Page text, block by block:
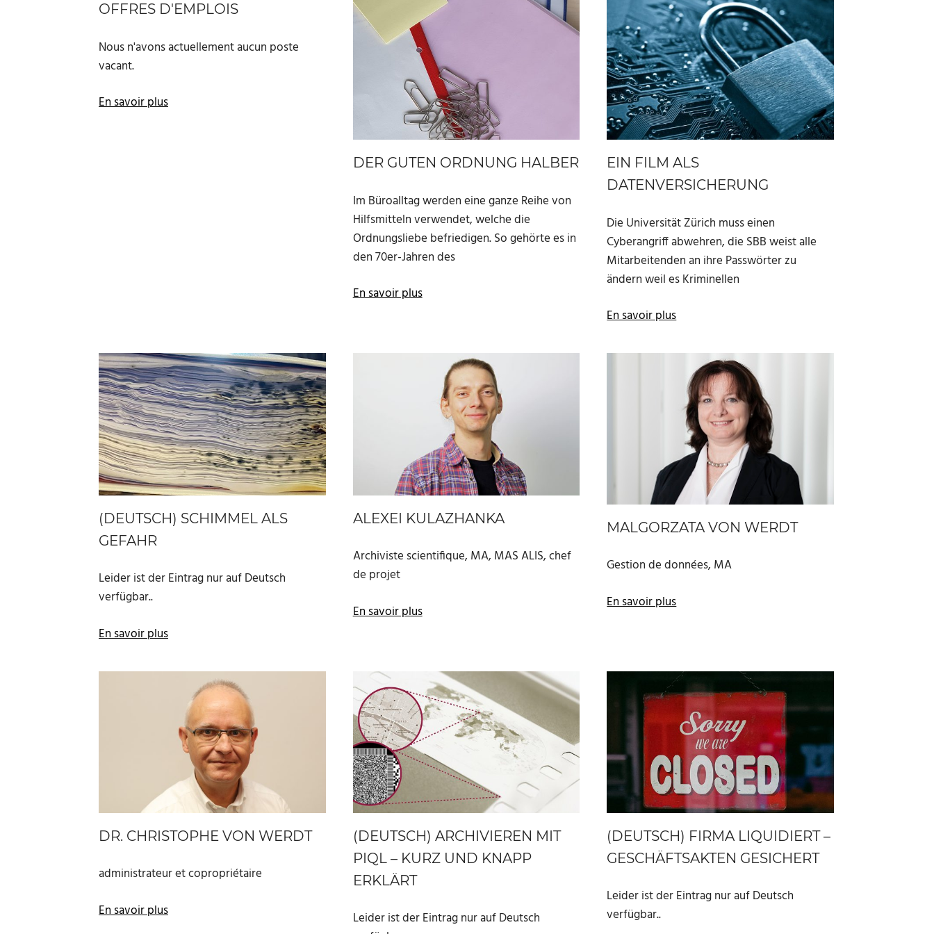
OFFRES D'EMPLOIS
Nous n'avons actuellement aucun poste
vacant.
En savoir plus
DER GUTEN ORDNUNG HALBER
Im Büroalltag werden eine ganze Reihe von
Hilfsmitteln verwendet, welche die
Ordnungsliebe befriedigen. So gehörte es in
den 70er-Jahren des
En savoir plus
EIN FILM ALS
DATENVERSICHERUNG
Die Universität Zürich muss einen
Cyberangriff abwehren, die SBB weist alle
Mitarbeitenden an ihre Passwörter zu
ändern weil es Kriminellen
En savoir plus
(DEUTSCH) SCHIMMEL ALS
GEFAHR
Leider ist der Eintrag nur auf Deutsch
verfügbar..
En savoir plus
ALEXEI KULAZHANKA
Archiviste scientifique, MA, MAS ALIS, chef
de projet
En savoir plus
MALGORZATA VON WERDT
Gestion de données, MA
En savoir plus
DR. CHRISTOPHE VON WERDT
administrateur et copropriétaire
En savoir plus
(DEUTSCH) ARCHIVIEREN MIT
PIQL – KURZ UND KNAPP
ERKLÄRT
Leider ist der Eintrag nur auf Deutsch
(DEUTSCH) FIRMA LIQUIDIERT –
GESCHÄFTSAKTEN GESICHERT
Leider ist der Eintrag nur auf Deutsch
verfügbar..